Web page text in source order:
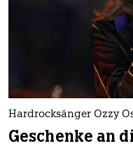
Hardrocksänger Ozzy
Geschenke an